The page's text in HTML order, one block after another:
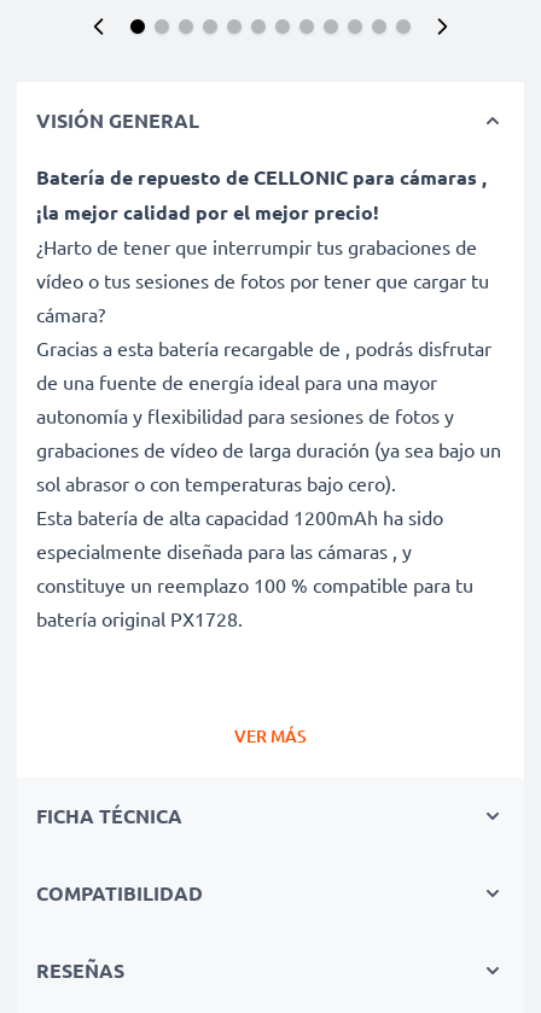
VISIÓN GENERAL
Batería de repuesto de CELLONIC para cámaras ,
¡la mejor calidad por el mejor precio!
¿Harto de tener que interrumpir tus grabaciones de
vídeo o tus sesiones de fotos por tener que cargar tu
cámara?
Gracias a esta batería recargable de , podrás disfrutar
de una fuente de energía ideal para una mayor
autonomía y flexibilidad para sesiones de fotos y
grabaciones de vídeo de larga duración (ya sea bajo un
sol abrasor o con temperaturas bajo cero).
Esta batería de alta capacidad 1200mAh ha sido
especialmente diseñada para las cámaras , y
constituye un reemplazo 100 % compatible para tu
batería original PX1728.
Batería gran capacidad para un uso prolongado de
3.6V - 3.7V
de un uso prolongado - ✔ Seguridad certificada -
sobrecalentamiento y la sobretensión para una larga
VER MÁS
FICHA TÉCNICA
COMPATIBILIDAD
RESEÑAS